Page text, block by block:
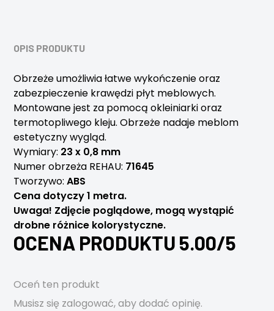
OPIS PRODUKTU
Obrzeże umożliwia łatwe wykończenie oraz
zabezpieczenie krawędzi płyt meblowych.
Montowane jest za pomocą okleiniarki oraz
termotopliwego kleju. Obrzeże nadaje meblom
estetyczny wygląd.
Wymiary: 23 x 0,8 mm
Numer obrzeża REHAU: 71645
Tworzywo:ABS
Cena dotyczy 1 metra.
Uwaga! Zdjęcie poglądowe, mogą wystąpić
drobne różnice kolorystyczne.
OCENA PRODUKTU 5.00/5
Oceń ten produkt
Musisz się zalogować, aby dodać opinię.